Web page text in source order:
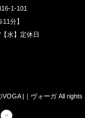
1-101
分】
水】定休日
VOGA |｜ヴォーガAll rights